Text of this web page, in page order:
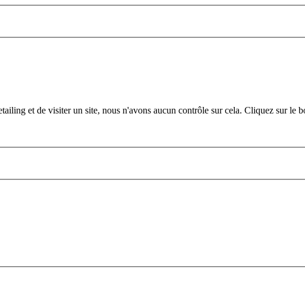
et de visiter un site, nous n'avons aucun contrôle sur cela. Cliquez sur le